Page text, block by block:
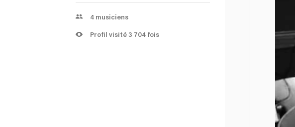
4 musiciens
Profil visité 3 704 fois